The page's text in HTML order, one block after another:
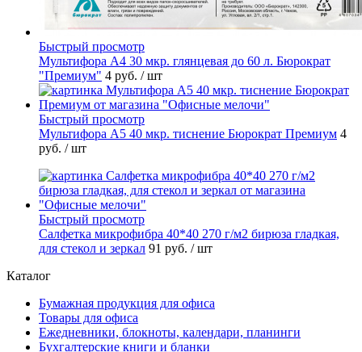
Быстрый просмотр
Мультифора А4 30 мкр. глянцевая до 60 л. Бюрократ
"Премиум" 4 руб. / шт
Быстрый просмотр
Мультифора А5 40 мкр. тиснение Бюрократ Премиум 4
руб. / шт
Быстрый просмотр
Салфетка микрофибра 40*40 270 г/м2 бирюза гладкая,
для стекол и зеркал 91 руб. / шт
Каталог
Бумажная продукция для офиса
Товары для офиса
Ежедневники, блокноты, календари, планинги
Бухгалтерские книги и бланки